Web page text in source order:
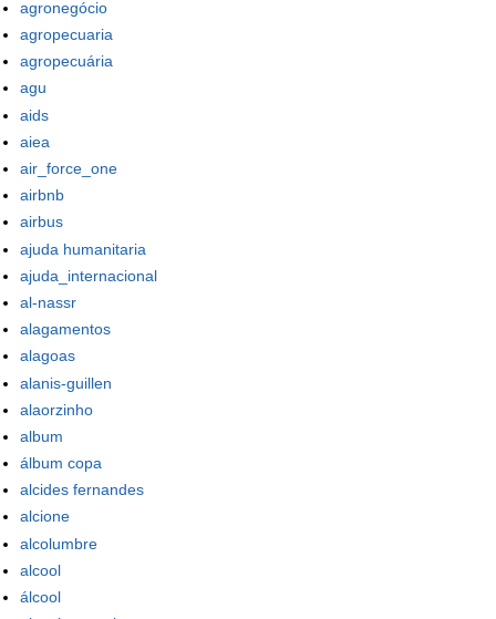
agronegócio
agropecuaria
agropecuária
agu
aids
aiea
air_force_one
airbnb
airbus
ajuda humanitaria
ajuda_internacional
al-nassr
alagamentos
alagoas
alanis-guillen
alaorzinho
album
álbum copa
alcides fernandes
alcione
alcolumbre
alcool
álcool